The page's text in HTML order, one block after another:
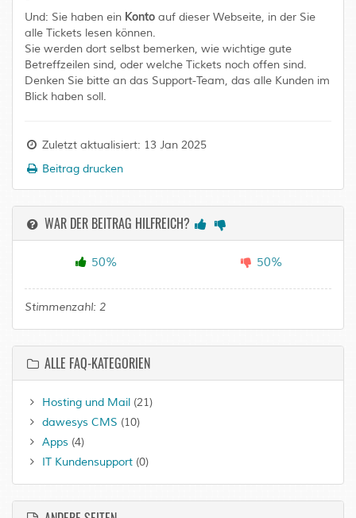
Und: Sie haben ein Konto auf dieser Webseite, in der Sie
alle Tickets lesen können.
Sie werden dort selbst bemerken, wie wichtige gute
Betreffzeilen sind, oder welche Tickets noch offen sind.
Denken Sie bitte an das Support-Team, das alle Kunden im
Blick haben soll.
Zuletzt aktualisiert: 13 Jan 2025
Beitrag drucken
WAR DER BEITRAG HILFREICH?
50% 50%
Stimmenzahl: 2
ALLE FAQ-KATEGORIEN
Hosting und Mail (21)
dawesys CMS (10)
Apps (4)
IT Kundensupport (0)